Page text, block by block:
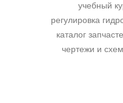
учебный
регулировка
каталог
чертежи и